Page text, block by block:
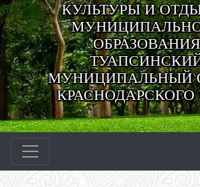
КУЛЬТУРЫ И
ОБРАЗОВАНИЯ
МУНИЦИПАЛЬНЫЙ
КРАСНОДАРСКОГО